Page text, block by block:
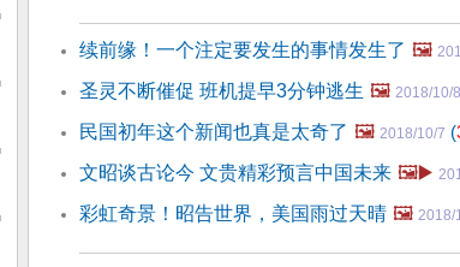
续前缘！一个注定要发生的事情发生了 🖼️
圣灵不断催促 班机提早3分钟逃生 🖼️ 2018/10/8
民国初年这个新闻也真是太奇了 🖼️ 2018/10/7 (
文昭谈古论今 文贵精彩预言中国未来 🖼️▶️
彩虹奇景！昭告世界，美国雨过天晴 🖼️ 2018/